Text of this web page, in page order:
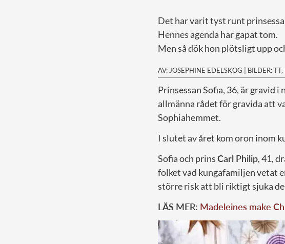
Det har varit tyst runt
Hennes agenda har gapat tom.
Men så dök hon plötsligt upp
AV: JOSEPHINE EDELSKOG | BILDER:
Prinsessan Sofia, 36, är gravid
allmänna rådet för gravida att
Sophiahemmet.
I slutet av året kom oron inom
Sofia och prinsCarl Philip, 41,
folket vad kungafamiljen vetat
större risk att bli riktigt sjuka
LÄS MER: Madeleines make